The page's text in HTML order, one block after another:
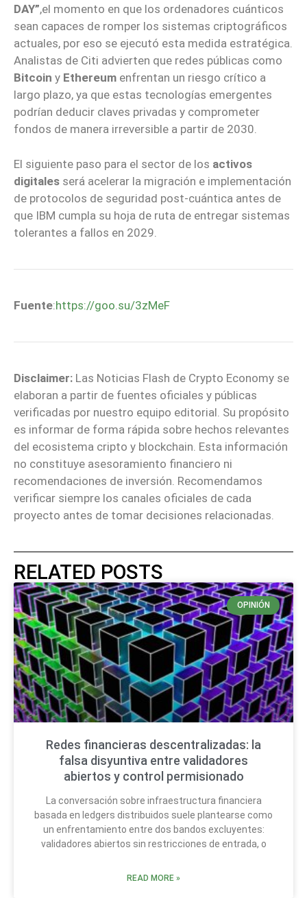
DAY”,el momento en que los ordenadores cuánticos
sean capaces de romper los sistemas criptográficos
actuales, por eso se ejecutó esta medida estratégica.
Analistas de Citi advierten que redes públicas como
Bitcoin y Ethereum enfrentan un riesgo crítico a
largo plazo, ya que estas tecnologías emergentes
podrían deducir claves privadas y comprometer
fondos de manera irreversible a partir de 2030.
El siguiente paso para el sector de los activos
digitales será acelerar la migración e implementación
de protocolos de seguridad post-cuántica antes de
que IBM cumpla su hoja de ruta de entregar sistemas
tolerantes a fallos en 2029.
Fuente:https://goo.su/3zMeF
Disclaimer: Las Noticias Flash de Crypto Economy se
elaboran a partir de fuentes oficiales y públicas
verificadas por nuestro equipo editorial. Su propósito
es informar de forma rápida sobre hechos relevantes
del ecosistema cripto y blockchain. Esta información
no constituye asesoramiento financiero ni
recomendaciones de inversión. Recomendamos
verificar siempre los canales oficiales de cada
proyecto antes de tomar decisiones relacionadas.
RELATED POSTS
OPINIÓN
Redes financieras descentralizadas: la
falsa disyuntiva entre validadores
abiertos y control permisionado
La conversación sobre infraestructura financiera
basada en ledgers distribuidos suele plantearse como
un enfrentamiento entre dos bandos excluyentes:
validadores abiertos sin restricciones de entrada, o
READ MORE »